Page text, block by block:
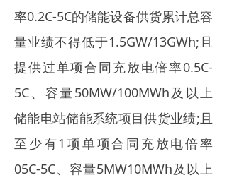
率0.2C-5C的储能设备供货累计总容
量业绩不得低于1.5GW/13GWh;且
提供过单项合同充放电倍率0.5C-
5C、容量50MW/100MWh及以上
储能电站储能系统项目供货业绩;且
至少有1项单项合同充放电倍率
05C-5C、容量5MW10MWh及以上